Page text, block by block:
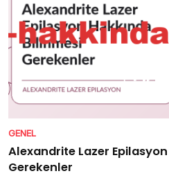
GENEL
Alexandrite Lazer
Gerekenler